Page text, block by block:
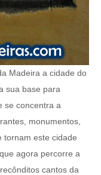
Madeira a cidade do
sua base para
se concentra a
monumentos,
tornam este cidade
agora percorre a
cantos da